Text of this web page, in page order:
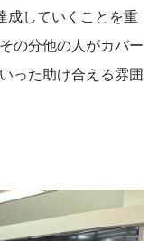
成していくことを重
の分他の人がカバー
った助け合える雰囲